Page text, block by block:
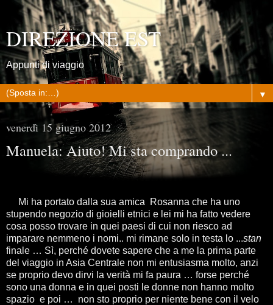
DIREZIONE EST
Appunti di viaggio
▼
venerdì 15 giugno 2012
Manuela: Aiuto! Mi sta comprando ...
Mi ha portato dalla sua amica Rosanna che ha uno
stupendo negozio di gioielli etnici e lei mi ha fatto vedere
cosa posso trovare in quei paesi di cui non riesco ad
imparare nemmeno i nomi.. mi rimane solo in testa lo ...stan
finale … Sì, perché dovete sapere che a me la prima parte
del viaggio in Asia Centrale non mi entusiasma molto, anzi
se proprio devo dirvi la verità mi fa paura … forse perché
sono una donna e in quei posti le donne non hanno molto
spazio e poi … non sto proprio per niente bene con il velo